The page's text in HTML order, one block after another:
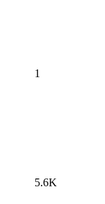
1
5.6K